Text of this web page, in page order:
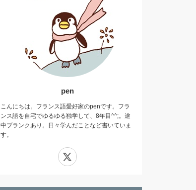
pen
こんにちは。フランス語愛好家のpenです。フラ
ンス語を自宅でゆるゆる独学して、8年目^^;。途
中ブランクあり。日々学んだことなど書いていま
す。